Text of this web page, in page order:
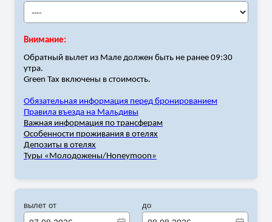
----
Внимание:
Обратный вылет из Мале должен быть не ранее 09:30
утра.
Green Tax включены в стоимость.
Обязательная информация перед бронированием
Правила въезда на Мальдивы
Важная информация по трансферам
Особенности проживания в отелях
Депозиты в отелях
Туры «Молодожены/Honeymoon»
вылет от до